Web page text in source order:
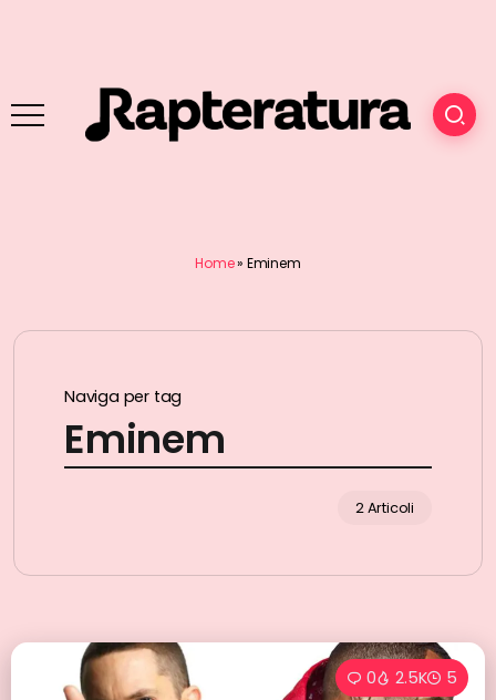
Home» Eminem
Naviga per tag
Eminem
2 Articoli
0 2.5K 5